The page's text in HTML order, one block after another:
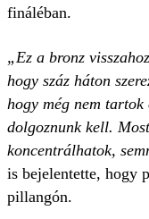
fináléban.
„Ez a bronz
hogy száz háton
hogy még nem
dolgoznunk kell.
koncentrálhatok,
is bejelentette, hogy
pillangón.